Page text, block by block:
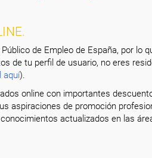
de Empleo de España, por lo
de tu perfil de usuario, no eres
aquí).
online con importantes
aspiraciones de promoción
actualizados en las